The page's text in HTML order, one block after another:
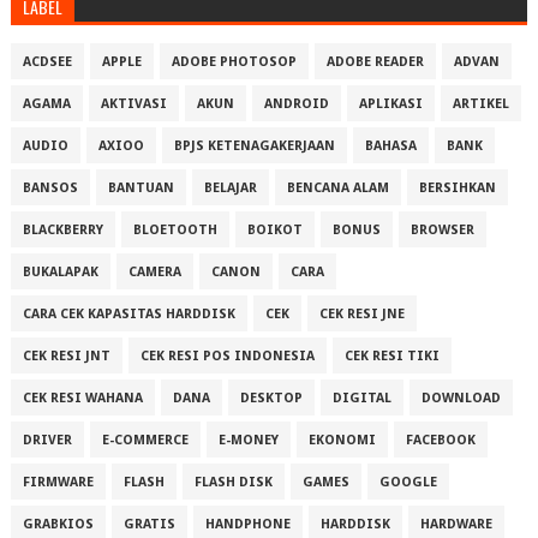
LABEL
ACDSEE APPLE ADOBE PHOTOSOP ADOBE READER ADVAN
AGAMA AKTIVASI AKUN ANDROID APLIKASI ARTIKEL
AUDIO AXIOO BPJS KETENAGAKERJAAN BAHASA BANK
BANSOS BANTUAN BELAJAR BENCANA ALAM BERSIHKAN
BLACKBERRY BLOETOOTH BOIKOT BONUS BROWSER
BUKALAPAK CAMERA CANON CARA
CARA CEK KAPASITAS HARDDISK CEK CEK RESI JNE
CEK RESI JNT CEK RESI POS INDONESIA CEK RESI TIKI
CEK RESI WAHANA DANA DESKTOP DIGITAL DOWNLOAD
DRIVER E-COMMERCE E-MONEY EKONOMI FACEBOOK
FIRMWARE FLASH FLASH DISK GAMES GOOGLE
GRABKIOS GRATIS HANDPHONE HARDDISK HARDWARE